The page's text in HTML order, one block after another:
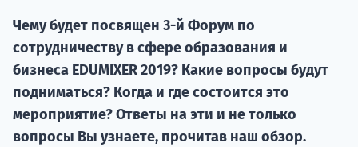
Чему будет посвящен 3-й Форум по
сотрудничеству в сфере образования и
бизнеса EDUMIXER 2019? Какие вопросы будут
подниматься? Когда и где состоится это
мероприятие? Ответы на эти и не только
вопросы Вы узнаете, прочитав наш обзор.